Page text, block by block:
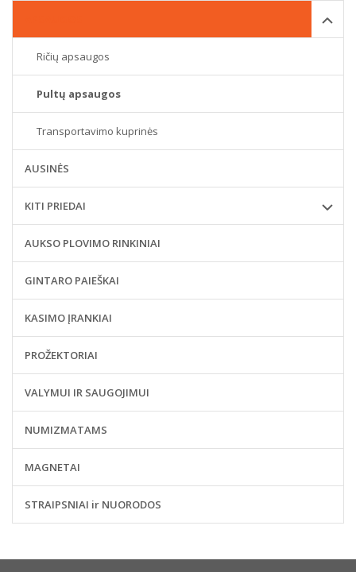
Ričių apsaugos
Pultų apsaugos
Transportavimo kuprinės
AUSINĖS
KITI PRIEDAI
AUKSO PLOVIMO RINKINIAI
GINTARO PAIEŠKAI
KASIMO ĮRANKIAI
PROŽEKTORIAI
VALYMUI IR SAUGOJIMUI
NUMIZMATAMS
MAGNETAI
STRAIPSNIAI ir NUORODOS